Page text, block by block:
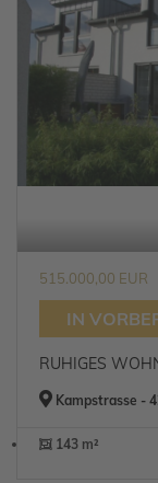
515.000,00 EUR
IN
RUHIGES
Kampstrasse -
143 m²